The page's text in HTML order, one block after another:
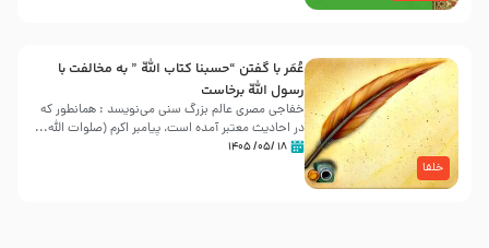
خلفا
عُمَر با گفتن “حسبنا كتاب اللّه ” به مخالفت با
رسول اللّه برخاست
خفاجی مصری عالم بزرگ سنی می‌نویسد : همانطور که
در احادیث معتبر آمده است، پیامبر اکرم (صلوات اللّه...
۱۸ /۰۵/ ۱۴۰۵